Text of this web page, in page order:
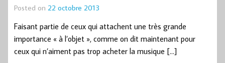
Posted on 22 octobre 2013
Faisant partie de ceux qui attachent une très grande
importance « à l’objet », comme on dit maintenant pour
ceux qui n’aiment pas trop acheter la musique […]